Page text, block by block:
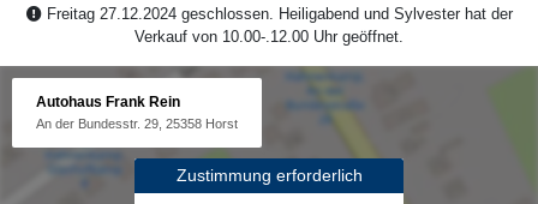
Freitag 27.12.2024 geschlossen. Heiligabend und Sylvester hat der
Verkauf von 10.00-.12.00 Uhr geöffnet.
Autohaus Frank Rein
An der Bundesstr. 29, 25358 Horst
Zustimmung erforderlich